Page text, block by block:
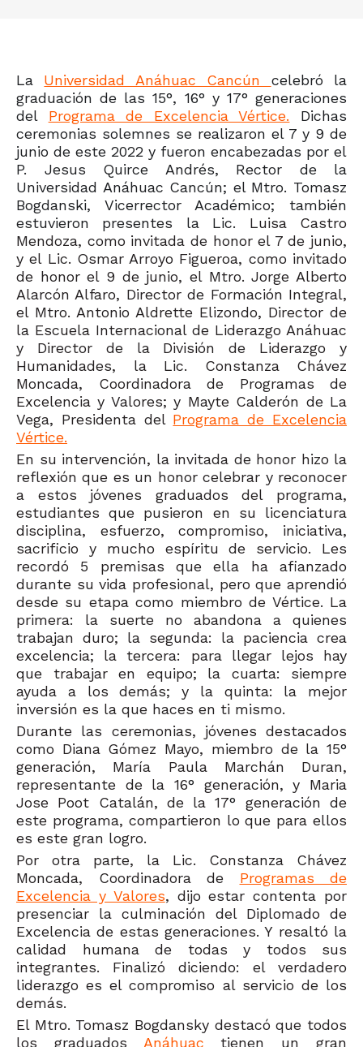
La Universidad Anáhuac Cancún celebró la
graduación de las 15°, 16° y 17° generaciones
del Programa de Excelencia Vértice. Dichas
ceremonias solemnes se realizaron el 7 y 9 de
junio de este 2022 y fueron encabezadas por el
P. Jesus Quirce Andrés, Rector de la
Universidad Anáhuac Cancún; el Mtro. Tomasz
Bogdanski, Vicerrector Académico; también
estuvieron presentes la Lic. Luisa Castro
Mendoza, como invitada de honor el 7 de junio,
y el Lic. Osmar Arroyo Figueroa, como invitado
de honor el 9 de junio, el Mtro. Jorge Alberto
Alarcón Alfaro, Director de Formación Integral,
el Mtro. Antonio Aldrette Elizondo, Director de
la Escuela Internacional de Liderazgo Anáhuac
y Director de la División de Liderazgo y
Humanidades, la Lic. Constanza Chávez
Moncada, Coordinadora de Programas de
Excelencia y Valores; y Mayte Calderón de La
Vega, Presidenta del Programa de Excelencia
Vértice.
En su intervención, la invitada de honor hizo la
reflexión que es un honor celebrar y reconocer
a estos jóvenes graduados del programa,
estudiantes que pusieron en su licenciatura
disciplina, esfuerzo, compromiso, iniciativa,
sacrificio y mucho espíritu de servicio. Les
recordó 5 premisas que ella ha afianzado
durante su vida profesional, pero que aprendió
desde su etapa como miembro de Vértice. La
primera: la suerte no abandona a quienes
trabajan duro; la segunda: la paciencia crea
excelencia; la tercera: para llegar lejos hay
que trabajar en equipo; la cuarta: siempre
ayuda a los demás; y la quinta: la mejor
inversión es la que haces en ti mismo.
Durante las ceremonias, jóvenes destacados
como Diana Gómez Mayo, miembro de la 15°
generación, María Paula Marchán Duran,
representante de la 16° generación, y Maria
Jose Poot Catalán, de la 17° generación de
este programa, compartieron lo que para ellos
es este gran logro.
Por otra parte, la Lic. Constanza Chávez
Moncada, Coordinadora de Programas de
Excelencia y Valores, dijo estar contenta por
presenciar la culminación del Diplomado de
Excelencia de estas generaciones. Y resaltó la
calidad humana de todas y todos sus
integrantes. Finalizó diciendo: el verdadero
liderazgo es el compromiso al servicio de los
demás.
El Mtro. Tomasz Bogdansky destacó que todos
los graduados Anáhuac tienen un gran